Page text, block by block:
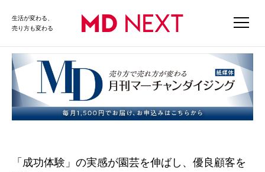
生活が変わる、
売り方も変わる
「成功体験」の実感が園芸を伸ばし、優良顧客を